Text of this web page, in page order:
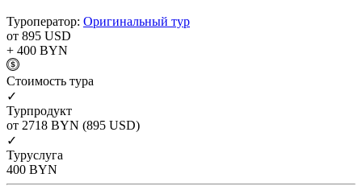
Туроператор: Оригинальный тур
от 895 USD
+ 400 BYN
Cтоимость тура
✓
Турпродукт
от 2718 BYN (895 USD)
✓
Туруслуга
400 BYN